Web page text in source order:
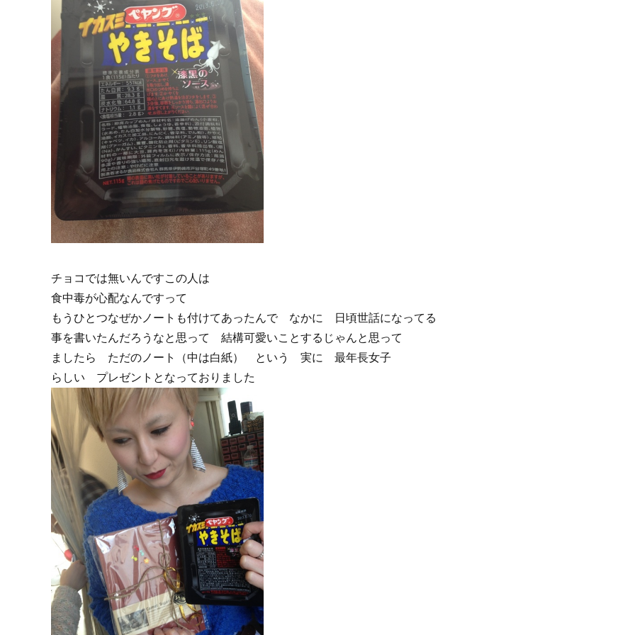
チョコでは無いんですこの人は
食中毒が心配なんですって
もうひとつなぜかノートも付けてあったんで なかに 日頃世話になってる
事を書いたんだろうなと思って 結構可愛いことするじゃんと思って
ましたら ただのノート（中は白紙） という 実に 最年長女子
らしい プレゼントとなっておりました